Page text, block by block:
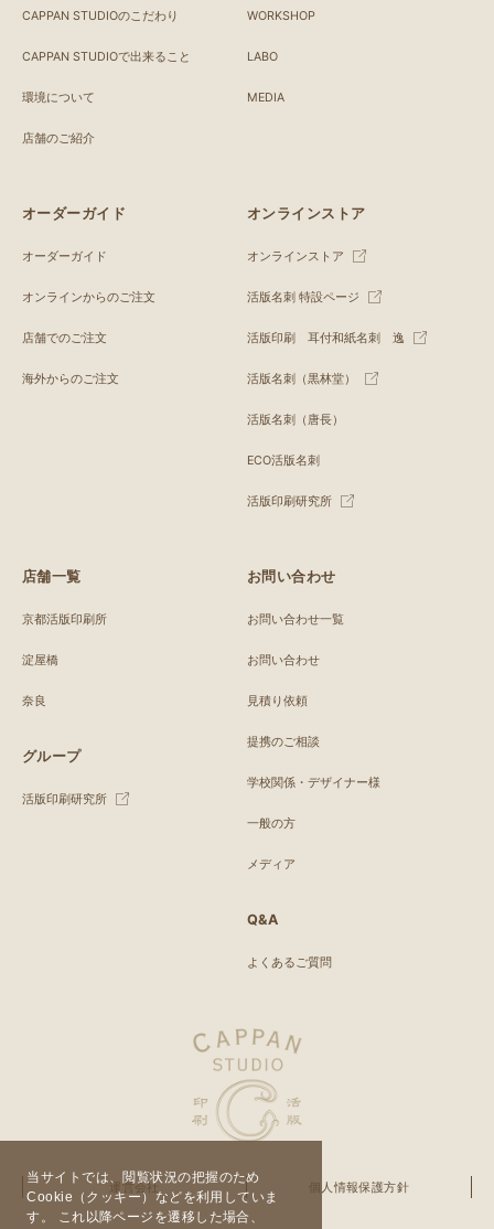
当サイトでは、閲覧状況の把握のため
Cookie（クッキー）などを利用していま
す。 これ以降ページを遷移した場合、
CAPPAN STUDIOのこだわり
CAPPAN STUDIOで出来ること
環境について
店舗のご紹介
WORKSHOP
LABO
MEDIA
オーダーガイド
オーダーガイド
オンラインからのご注文
店舗でのご注文
海外からのご注文
オンラインストア
オンラインストア
活版名刺 特設ページ
活版印刷 耳付和紙名刺 逸
活版名刺（黒林堂）
活版名刺（唐長）
ECO活版名刺
活版印刷研究所
店舗一覧
京都活版印刷所
淀屋橋
奈良
グループ
活版印刷研究所
お問い合わせ
お問い合わせ一覧
お問い合わせ
見積り依頼
提携のご相談
学校関係・デザイナー様
一般の方
メディア
Q&A
よくあるご質問
運営会社 個人情報保護方針